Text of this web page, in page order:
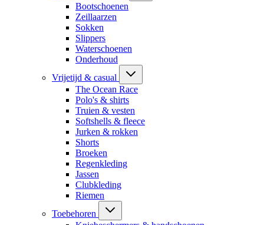
Bootschoenen
Zeillaarzen
Sokken
Slippers
Waterschoenen
Onderhoud
Vrijetijd & casual
The Ocean Race
Polo's & shirts
Truien & vesten
Softshells & fleece
Jurken & rokken
Shorts
Broeken
Regenkleding
Jassen
Clubkleding
Riemen
Toebehoren